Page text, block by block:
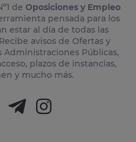
de Oposiciones y Empleo
pensada para los
estar al día de todas las
avisos de Ofertas y
Administraciones Públicas,
plazos de instancias,
y mucho más.